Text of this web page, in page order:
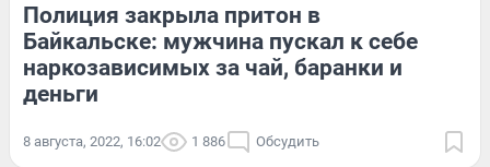
Полиция закрыла притон в
Байкальске: мужчина пускал к себе
наркозависимых за чай, баранки и
деньги
8 августа, 2022, 16:02 1 886 Обсудить